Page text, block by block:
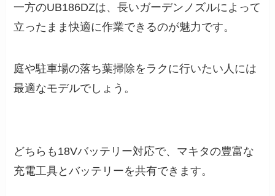
一方のUB186DZは、長いガーデンノズルによって
立ったまま快適に作業できるのが魅力です。
庭や駐車場の落ち葉掃除をラクに行いたい人には
最適なモデルでしょう。
どちらも18Vバッテリー対応で、マキタの豊富な
充電工具とバッテリーを共有できます。